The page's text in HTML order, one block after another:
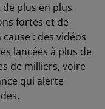
plus en plus
fortes et de
: des vidéos
lancées à plus de
de milliers, voire
qui alerte